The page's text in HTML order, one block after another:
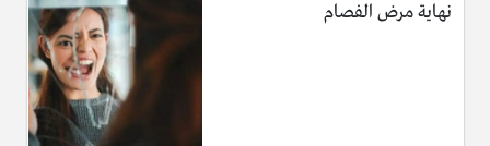
نهاية مرض الفصام